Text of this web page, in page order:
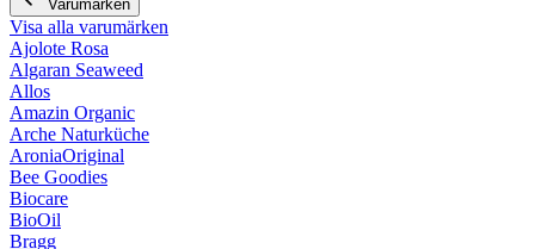
Varumärken
Visa alla varumärken
Ajolote Rosa
Algaran Seaweed
Allos
Amazin Organic
Arche Naturküche
AroniaOriginal
Bee Goodies
Biocare
BioOil
Bragg